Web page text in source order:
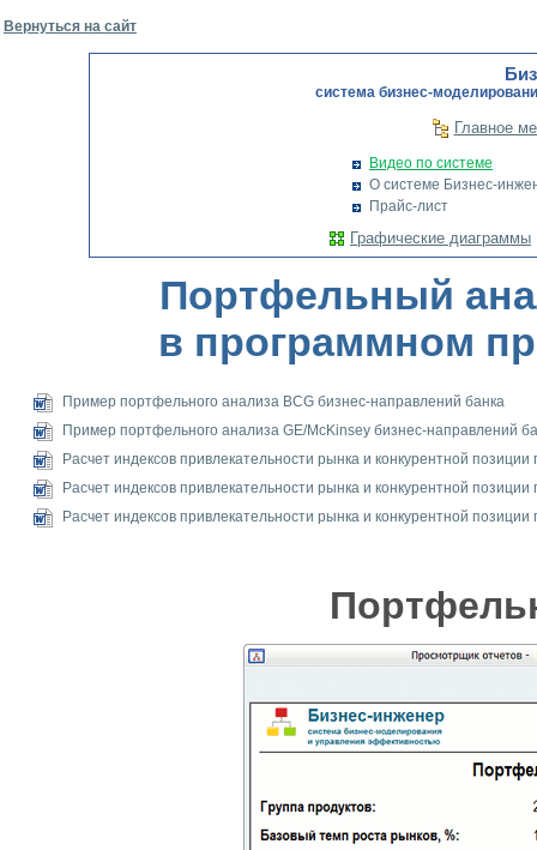
Вернуться на сайт
cистема бизнес-
Главное
Видео по системе
О системе Бизнес-
Прайс-лист
Графические диаграммы
Портфельный
в программном
Пример портфельного анализа BCG бизнес-направлений банка
Пример портфельного анализа GE/McKinsey бизнес-направлений
Расчет индексов привлекательности рынка и конкурентной
Расчет индексов привлекательности рынка и конкурентной
Расчет индексов привлекательности рынка и конкурентной